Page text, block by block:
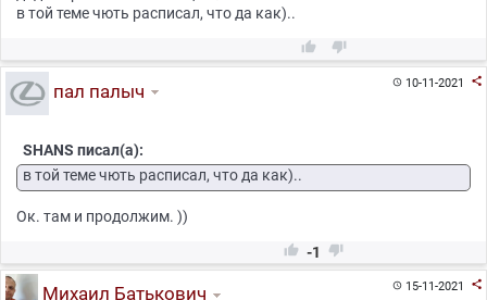
в той теме чють расписал, что да как)..
 
10-11-2021 
пал палыч
SHANS писал(а):
в той теме чють расписал, что да как)..
Ок. там и продолжим. ))
 -1 
15-11-2021 
Михаил Батькович